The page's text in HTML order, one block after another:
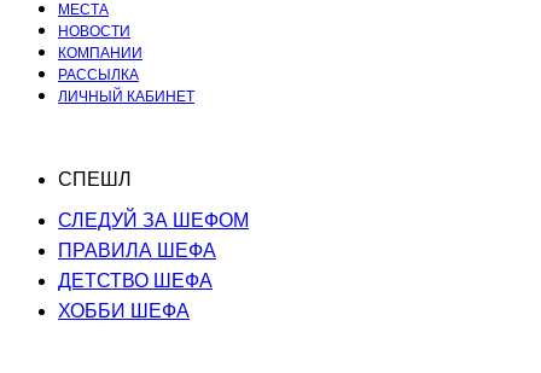
МЕСТА
НОВОСТИ
КОМПАНИИ
РАССЫЛКА
ЛИЧНЫЙ КАБИНЕТ
СПЕШЛ
СЛЕДУЙ ЗА ШЕФОМ
ПРАВИЛА ШЕФА
ДЕТСТВО ШЕФА
ХОББИ ШЕФА